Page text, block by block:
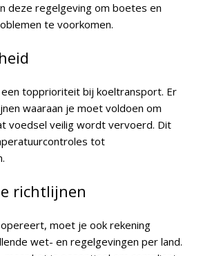
deze regelgeving om boetes en
te voorkomen.
topprioriteit bij koeltransport. Er
waaraan je moet voldoen om
voedsel veilig wordt vervoerd. Dit
tot
richtlijnen
moet je ook rekening
wet- en regelgevingen per land.